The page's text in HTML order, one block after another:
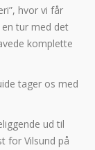
hvor vi får
tur med det
komplette
tager os med
ud til
for Vilsund på